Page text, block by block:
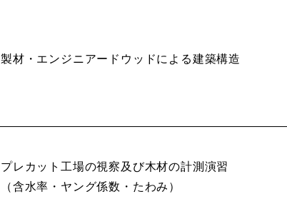
製材・エンジニアードウッドによる建築構造
プレカット工場の視察及び木材の計測演習
（含水率・ヤング係数・たわみ）